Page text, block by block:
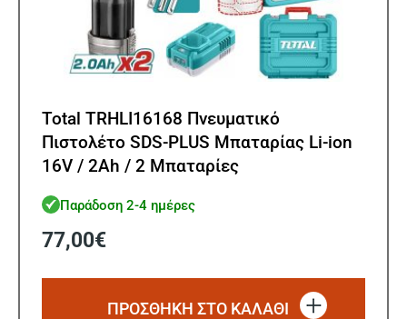
Total TRHLI16168 Πνευματικό
Πιστολέτο SDS-PLUS Μπαταρίας Li-ion
16V / 2Ah / 2 Μπαταρίες
Παράδοση 2-4 ημέρες
77,00€
ΠΡΟΣΘΗΚΗ ΣΤΟ ΚΑΛΑΘΙ